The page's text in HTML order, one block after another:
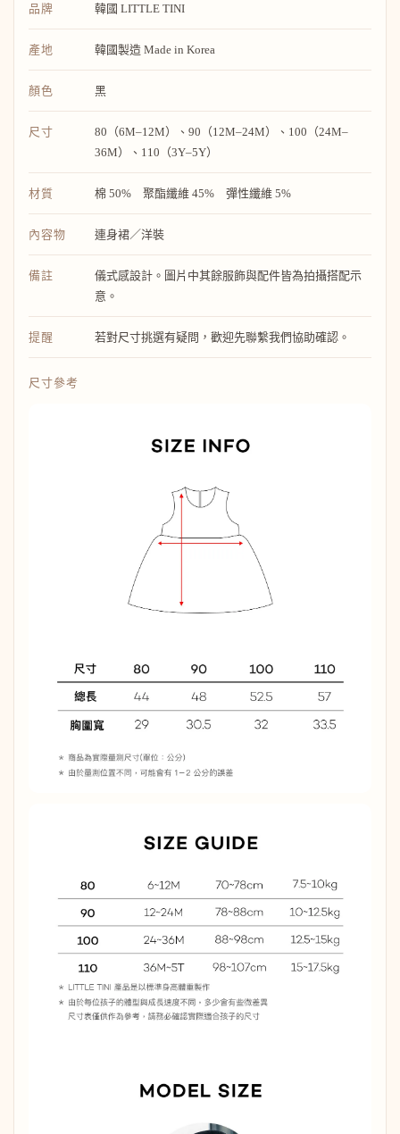
品牌 韓國 LITTLE TINI
產地 韓國製造 Made in Korea
顏色 黑
尺寸
80（6M–12M）、90（12M–24M）、100（24M–
36M）、110（3Y–5Y）
材質 棉 50% 聚酯纖維 45% 彈性纖維 5%
內容物 連身裙／洋裝
備註
儀式感設計。圖片中其餘服飾與配件皆為拍攝搭配示
意。
提醒 若對尺寸挑選有疑問，歡迎先聯繫我們協助確認。
尺寸參考